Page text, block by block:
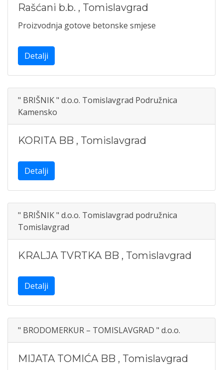
Rašćani b.b. , Tomislavgrad
Proizvodnja gotove betonske smjese
Detalji
" BRIŠNIK " d.o.o. Tomislavgrad Podružnica
Kamensko
KORITA BB , Tomislavgrad
Detalji
" BRIŠNIK " d.o.o. Tomislavgrad podružnica
Tomislavgrad
KRALJA TVRTKA BB , Tomislavgrad
Detalji
" BRODOMERKUR – TOMISLAVGRAD " d.o.o.
MIJATA TOMIĆA BB , Tomislavgrad